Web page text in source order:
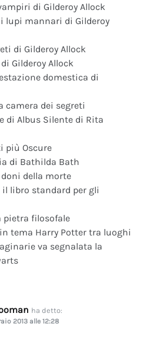
di Gilderoy Allock
i lupi mannari di Gilderoy
di Gilderoy Allock
Gilderoy Allock
domestica di
camera dei segreti
di Albus Silente di Rita
più Oscure
di Bathilda Bath
della morte
il libro standard per gli
pietra filosofale
tema Harry Potter tra luoghi
va segnalata la
ha detto:
2013 alle 12:28